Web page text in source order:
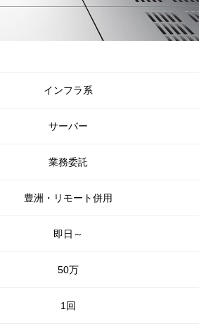
インフラ系
サーバー
業務委託
豊洲・リモート併用
即日～
50万
1回